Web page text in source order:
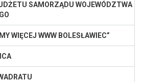
SAMORZĄDU WOJEWÓDZTWA
WIĘCEJ WWW BOLESŁAWIEC”